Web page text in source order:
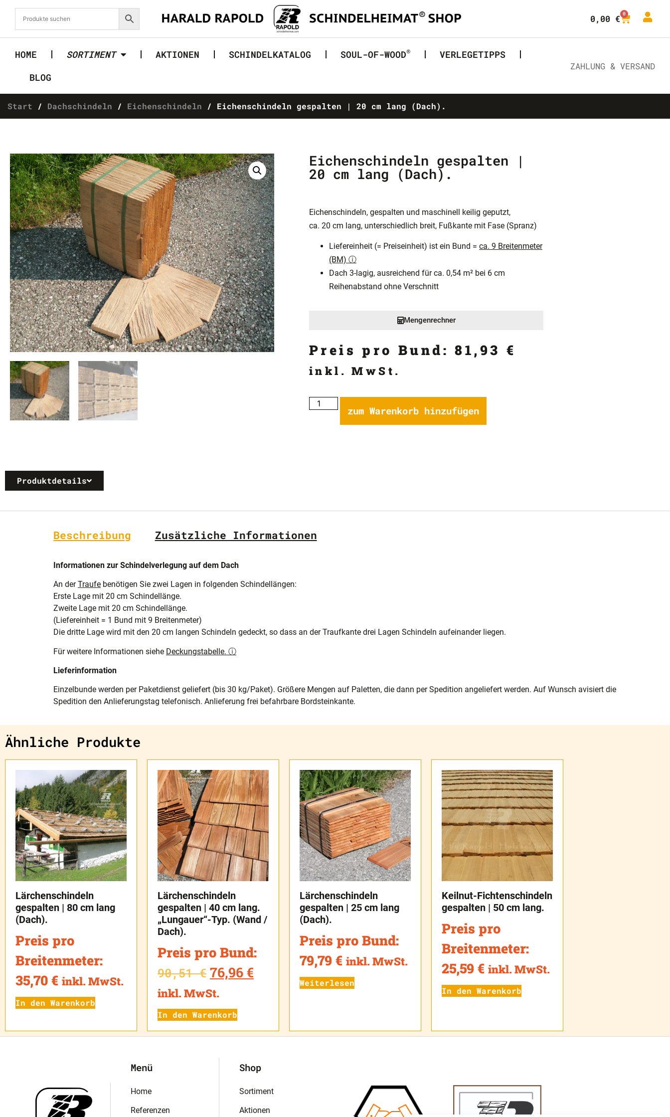
0,00 € 0
HOME SORTIMENT AKTIONEN SCHINDELKATALOG SOUL-OF-WOOD®
VERLEGETIPPS
BLOG
ZAHLUNG & VERSAND
Start / Dachschindeln / Eichenschindeln / Eichenschindeln gespalten | 20 cm lang (Dach).
Eichenschindeln gespalten |
20 cm lang (Dach).
Eichenschindeln, gespalten und maschinell keilig geputzt,
ca. 20 cm lang, unterschiedlich breit, Fußkante mit Fase (Spranz)
Liefereinheit (= Preiseinheit) ist ein Bund = ca. 9 Breitenmeter
(BM) ⓘ
Dach 3-lagig, ausreichend für ca. 0,54 m² bei 6 cm
Reihenabstand ohne Verschnitt
Mengenrechner
Preis pro Bund:81,93 €
inkl. MwSt.
zum Warenkorb hinzufügen
Produktdetails
Beschreibung Zusätzliche Informationen
Informationen zur Schindelverlegung auf dem Dach
An derTraufe benötigen Sie zwei Lagen in folgenden Schindellängen:
Erste Lage mit 20 cm Schindellänge.
Zweite Lage mit 20 cm Schindellänge.
(Liefereinheit = 1 Bund mit 9 Breitenmeter)
Die dritte Lage wird mit den 20 cm langen Schindeln gedeckt, so dass an der Traufkante drei Lagen Schindeln aufeinander liegen.
Für weitere Informationen siehe Deckungstabelle. ⓘ
Lieferinformation
Einzelbunde werden per Paketdienst geliefert (bis 30 kg/Paket). Größere Mengen auf Paletten, die dann per Spedition angeliefert werden. Auf Wunsch avisiert die
Spedition den Anlieferungstag telefonisch. Anlieferung frei befahrbare Bordsteinkante.
Ähnliche Produkte
Lärchenschindeln
gespalten | 80 cm lang
(Dach).
Preis pro
Breitenmeter:
35,70 € inkl. MwSt.
In den Warenkorb
Lärchenschindeln
gespalten | 40 cm lang.
„Lungauer“-Typ. (Wand /
Dach).
Preis pro Bund:
90,51€ 76,96 €
inkl. MwSt.
In den Warenkorb
Lärchenschindeln
gespalten | 25 cm lang
(Dach).
Preis pro Bund:
79,79 € inkl. MwSt.
Weiterlesen
Keilnut-Fichtenschindeln
gespalten | 50 cm lang.
Preis pro
Breitenmeter:
25,59 € inkl. MwSt.
In den Warenkorb
Menü
Home
Referenzen
Shop
Sortiment
Aktionen